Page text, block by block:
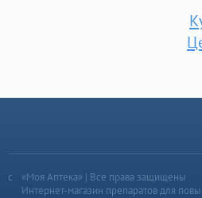
«Моя Аптека» | Все права защищены
Интернет-магазин препаратов для